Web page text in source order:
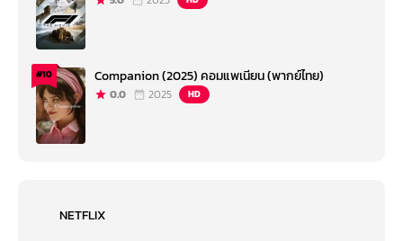
#10 Companion (2025) คอมแพเนียน (พากย์ไทย)
0.0 2025 HD
NETFLIX